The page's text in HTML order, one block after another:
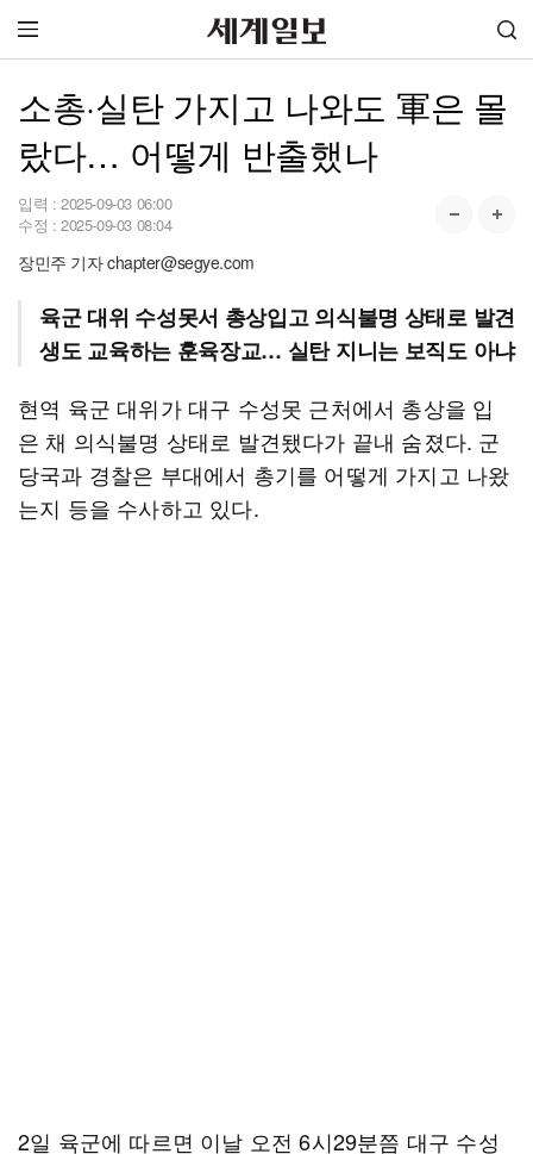
소총·실탄 가지고 나와도 軍은 몰
랐다… 어떻게 반출했나
입력 : 2025-09-03 06:00
수정 : 2025-09-03 08:04
장민주 기자 chapter@segye.com
육군 대위 수성못서 총상입고 의식불명 상태로 발견
생도 교육하는 훈육장교… 실탄 지니는 보직도 아냐
현역 육군 대위가 대구 수성못 근처에서 총상을 입
은 채 의식불명 상태로 발견됐다가 끝내 숨졌다. 군
당국과 경찰은 부대에서 총기를 어떻게 가지고 나왔
는지 등을 수사하고 있다.
2일 육군에 따르면 이날 오전 6시29분쯤 대구 수성